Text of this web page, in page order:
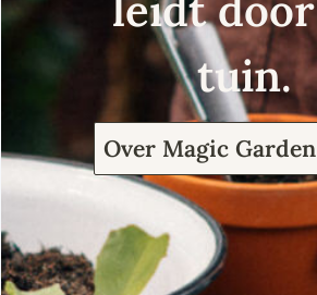
tuin.
Over Magic